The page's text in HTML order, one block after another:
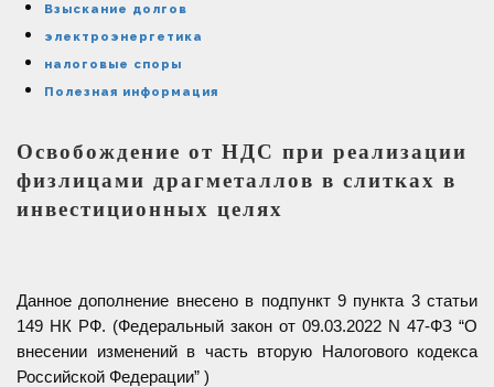
Взыскание долгов
электроэнергетика
налоговые споры
Полезная информация
Освобождение от НДС при реализации
физлицами драгметаллов в слитках в
инвестиционных целях
Данное дополнение внесено в подпункт 9 пункта 3 статьи
149 НК РФ. (Федеральный закон от 09.03.2022 N 47-ФЗ “О
внесении изменений в часть вторую Налогового кодекса
Российской Федерации” )